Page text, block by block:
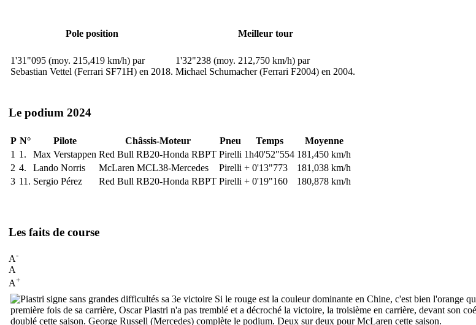
Pole position Meilleur tour
1'31"095 (moy. 215,419 km/h) par
Sebastian Vettel (Ferrari SF71H) en 2018.
1'32"238 (moy. 212,750 km/h) par
Michael Schumacher (Ferrari F2004) en 2004.
Le podium 2024
P N° Pilote Châssis-Moteur Pneu Temps
Moyenne
1 1. Max Verstappen Red Bull RB20-Honda RBPT Pirelli 1h40'52"554 181,450 km/h
2 4. Lando Norris McLaren MCL38-Mercedes Pirelli + 0'13"773
181,038 km/h
3 11. Sergio Pérez Red Bull RB20-Honda RBPT Pirelli + 0'19"160 180,878 km/h
Les faits de course
A-
A
A+
Si le rouge est la couleur dominante en Chine, c'est bien l'orange
première fois de sa carrière, Oscar Piastri n'a pas tremblé et a décroché la victoire, la troisième en carrière, devant son
doublé cette saison. George Russell (Mercedes) complète le podium. Deux sur deux pour McLaren cette saison.